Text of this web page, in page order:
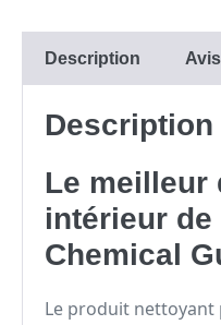
Description
Description
Le meilleur
intérieur de
Chemical
Le produit